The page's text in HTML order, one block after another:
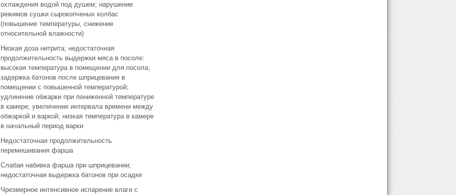
охлаждения водой под душем; нарушение
режимов сушки сырокопченых колбас
(повышение температуры, снижение
относительной влажности)
Низкая доза нитрита; недостаточная
продолжительность выдержки мяса в посоле:
высокая температура в помещении для посола;
задержка батонов после шприцевания в
помещении с повышенной температурой;
удлинение обжарки при пониженной температуре
в камере; увеличение интервала времени между
обжаркой и варкой; низкая температура в камере
в начальный период варки
Недостаточная продолжительность
перемешивания фарша
Слабая набивка фарша при шприцевании;
недостаточная выдержка батонов при осадке
Чрезмерное интенсивное испарение влаги с